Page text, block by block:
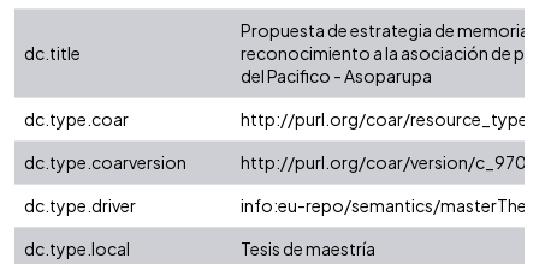
dc.title
Propuesta de estrategia de memoria
reconocimiento a la asociación de
del Pacifico - Asoparupa
dc.type.coar
http://purl.org/coar/resource_type/
dc.type.coarversion
http://purl.org/coar/version/
dc.type.driver
info:eu-repo/semantics/
dc.type.local
Tesis de maestría